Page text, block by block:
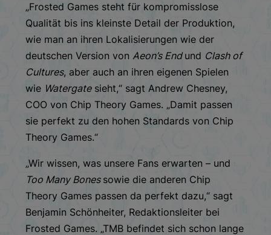
„Frosted Games steht für kompromisslose
Qualität bis ins kleinste Detail der Produktion,
wie man an ihren Lokalisierungen wie der
deutschen Version vonAeon’s Endund Clash of
Cultures, aber auch an ihren eigenen Spielen
wie Watergatesieht,“ sagt Andrew Chesney,
COO von Chip Theory Games. „Damit passen
sie perfekt zu den hohen Standards von Chip
Theory Games.“
„Wir wissen, was unsere Fans erwarten – und
Too Many Bones sowie die anderen Chip
Theory Games passen da perfekt dazu,“ sagt
Benjamin Schönheiter, Redaktionsleiter bei
Frosted Games. „TMB befindet sich schon lange